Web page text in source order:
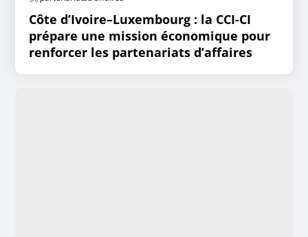
Côte d’Ivoire–Luxembourg : la CCI-CI
prépare une mission économique pour
renforcer les partenariats d’affaires